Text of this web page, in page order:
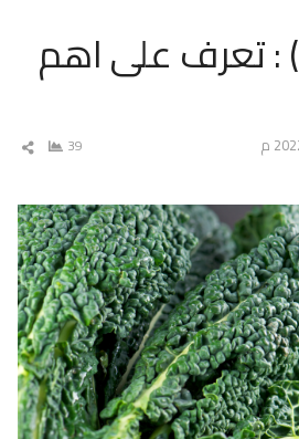
الكرنب (kale) : تعرف على اهم
39